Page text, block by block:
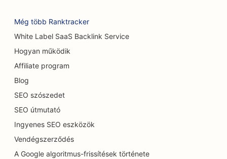
SEO a szőnyeg és padlóburkoló üzletek számára
SEO alkalmi éttermek számára
SEO a macskakávézók számára
SEO a csontkovácsok számára
SEO a takarítási szolgáltatások számára
Még több Ranktracker
White Label SaaS Backlink Service
Hogyan működik
Affiliate program
Blog
SEO szószedet
SEO útmutató
Ingyenes SEO eszközök
Vendégszerződés
A Google algoritmus-frissítések története